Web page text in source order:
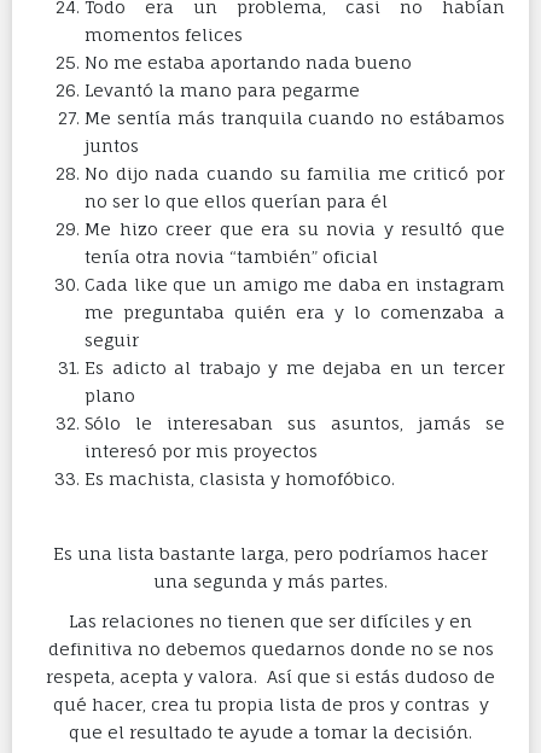
Todo era un problema, casi no habían
momentos felices
No me estaba aportando nada bueno
Levantó la mano para pegarme
Me sentía más tranquila cuando no estábamos
juntos
No dijo nada cuando su familia me criticó por
no ser lo que ellos querían para él
Me hizo creer que era su novia y resultó que
tenía otra novia “también” oficial
Cada like que un amigo me daba en instagram
me preguntaba quién era y lo comenzaba a
seguir
Es adicto al trabajo y me dejaba en un tercer
plano
Sólo le interesaban sus asuntos, jamás se
interesó por mis proyectos
Es machista, clasista y homofóbico.
Es una lista bastante larga, pero podríamos hacer
una segunda y más partes.
Las relaciones no tienen que ser difíciles y en
definitiva no debemos quedarnos donde no se nos
respeta, acepta y valora. Así que si estás dudoso de
qué hacer, crea tu propia lista de pros y contras y
que el resultado te ayude a tomar la decisión.